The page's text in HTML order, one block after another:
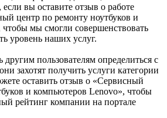
вы оставите отзыв о работе
центр по ремонту ноутбуков и
мы смогли совершенствовать
уровень наших услуг.
пользователям определиться с
захотят получить услуги категории
оставить отзыв о «Сервисный
и компьютеров Lenovo», чтобы
рейтинг компании на портале